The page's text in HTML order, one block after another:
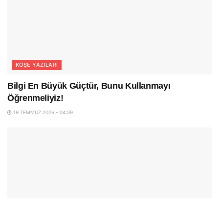
KÖŞE YAZILARI
Bilgi En Büyük Güçtür, Bunu Kullanmayı
Öğrenmeliyiz!
19 TEMMUZ 2026 - 04:39